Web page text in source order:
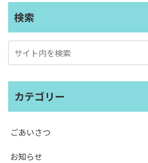
検索
カテゴリー
ごあいさつ
お知らせ